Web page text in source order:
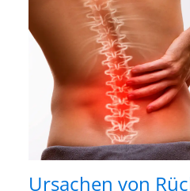
Ursachen von